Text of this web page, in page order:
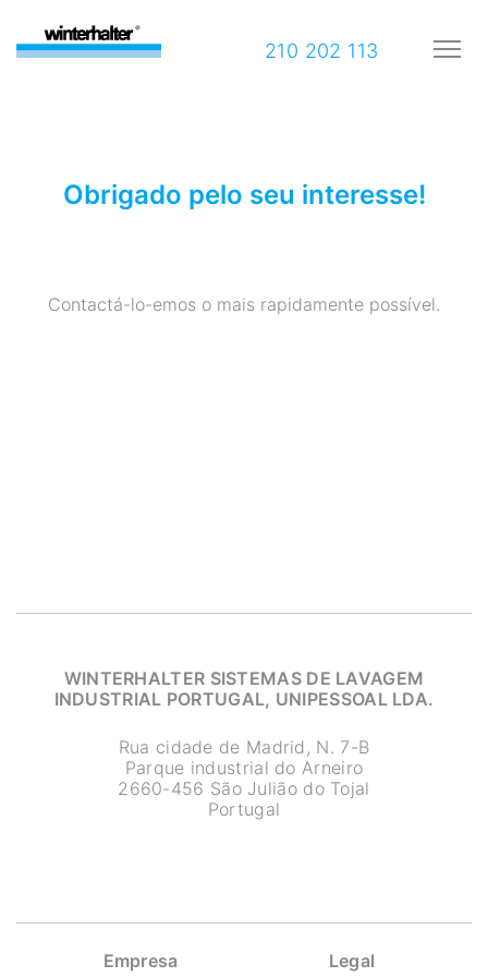
210 202 113
Obrigado pelo seu interesse!
Contactá-lo-emos o mais rapidamente possível.
WINTERHALTER SISTEMAS DE LAVAGEM
INDUSTRIAL PORTUGAL, UNIPESSOAL LDA.
Rua cidade de Madrid, N. 7-B
Parque industrial do Arneiro
2660-456 São Julião do Tojal
Portugal
Empresa Legal